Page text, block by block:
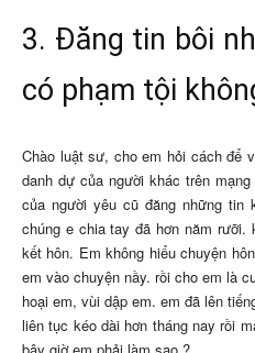
3. Đăng tin bôi
có phạm tội
Chào luật sư, cho em hỏi cách để
danh dự của người khác trên
của người yêu cũ đăng những
chúng e chia tay đã hơn năm
kết hôn. Em không hiểu chuyện
em vào chuyện nầy. rồi cho em là
hoại em, vùi dập em. em đã lên
liên tục kéo dài hơn tháng nay rồi